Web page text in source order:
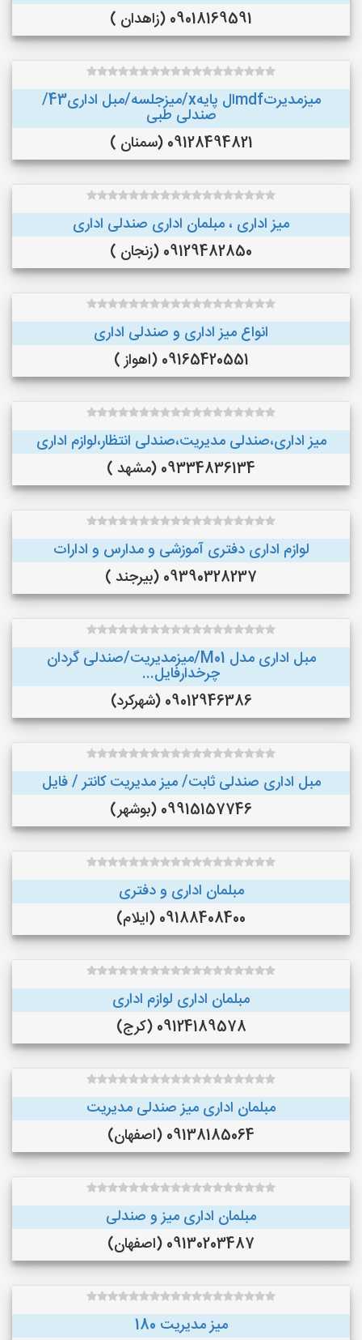
09018169591 (زاهدان )
میزمدیرتmdfال پایهx/میزجلسه/مبل اداری43/
صندلی طبی
09128494821 (سمنان )
میز اداری ، مبلمان اداری صندلی اداری
09129482850 (زنجان )
انواع میز اداری و صندلی اداری
09165420551 (اهواز )
میز اداری،صندلی مدیریت،صندلی انتظار،لوازم اداری
09334836134 (مشهد )
لوازم اداری دفتری آموزشی و مدارس و ادارات
09390328237 (بیرجند )
مبل اداری مدل M01/میزمدیریت/صندلی گردان
چرخدارفایل...
09012946386 (شهرکرد)
مبل اداری صندلی ثابت/ میز مدیریت کانتر / فایل
09915157746 (بوشهر)
مبلمان اداری و دفتری
09188408400 (ایلام)
مبلمان اداری لوازم اداری
09124189578 (کرج)
مبلمان اداری میز صندلی مدیریت
09138185064 (اصفهان)
مبلمان اداری میز و صندلی
09130203487 (اصفهان)
میز مدیریت 180